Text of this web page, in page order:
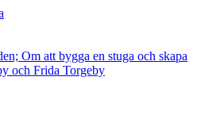
Om att bygga en stuga och skapa
och Frida Torgeby